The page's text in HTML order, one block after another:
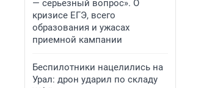
— серьезный вопрос». О
кризисе ЕГЭ, всего
образования и ужасах
приемной кампании
Беспилотники нацелились на
Урал: дрон ударил по складу